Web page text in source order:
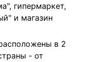
гипермаркет,
и магазин
в 2
- от